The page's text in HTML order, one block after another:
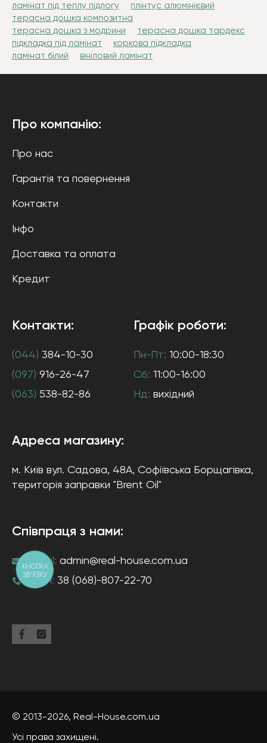
ламінат під теплу підлогу
плінтус алюмінієвий
терасна дошка композитна
терасна дошка з модрини
терасна дошка тардекс
підкладка під ламінат
коркова підкладка
ламінат білий
вініловий ламінат
Про компанію:
Про нас
Гарантія та повернення
Контакти
Інфо
Доставка та оплата
Кредит
Контакти:
(044) 384-10-30
(097) 916-26-47
(063) 538-82-86
Графік роботи:
Пн-Пт: 10:00-18:30
Сб: 11:00-16:00
Нд: вихідний
Адреса магазину:
м. Київ вул. Садова, 48А, Софіївська Борщагівка,
територія заправки "Brent Oil"
Співпраця з нами:
e-mail: admin@real-house.com.ua
тел-н: 38 (068)-807-22-70
© 2013-2026, Real-House.com.ua
Усі права захищені.
КНОПКА
ЗВ'ЯЗКУ